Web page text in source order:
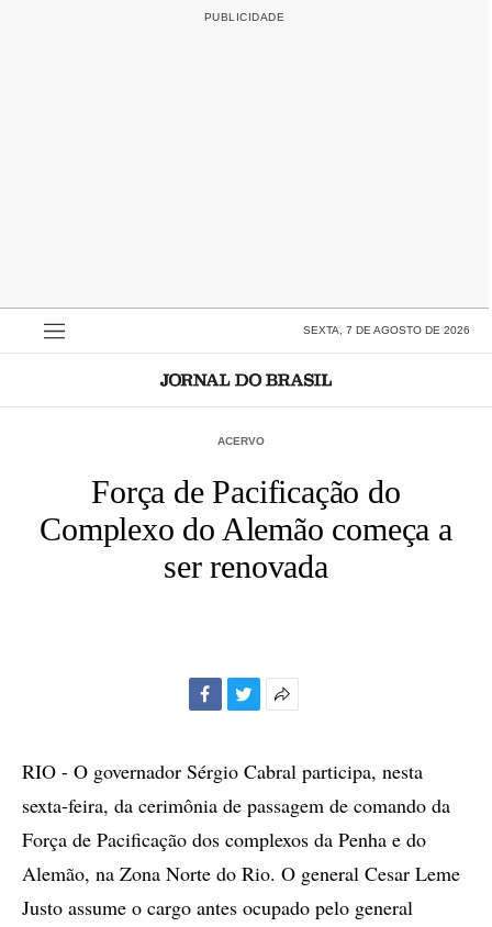
SEXTA, 7 DE AGOSTO DE 2026
ACERVO
Força de Pacificação do
Complexo do Alemão começa a
ser renovada
compartilhamento
RIO - O governador Sérgio Cabral participa, nesta
sexta-feira, da cerimônia de passagem de comando da
Força de Pacificação dos complexos da Penha e do
Alemão, na Zona Norte do Rio. O general Cesar Leme
Justo assume o cargo antes ocupado pelo general